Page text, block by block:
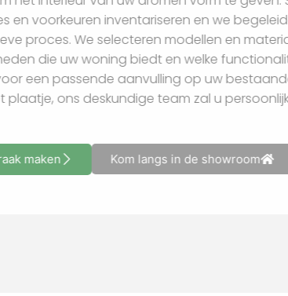
behoeftes en voorkeuren inventariseren en
dit creatieve proces. We selecteren modellen
mogelijkheden die uw woning biedt en welke
nu kiest voor een passende aanvulling op uw
compleet plaatje, ons deskundige team zal u
Afspraak maken Kom langs in de